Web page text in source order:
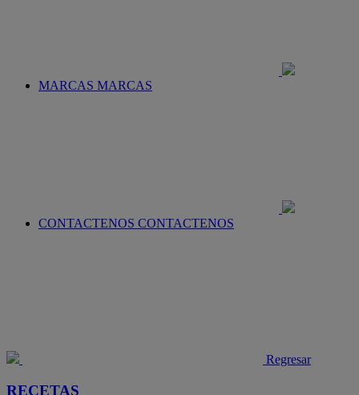
MARCAS MARCAS
CONTACTENOS CONTACTENOS
Regresar
RECETAS